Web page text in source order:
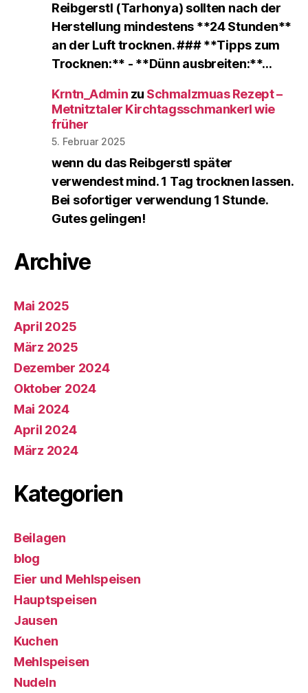
Reibgerstl (Tarhonya) sollten nach der
Herstellung mindestens **24 Stunden**
an der Luft trocknen. ### **Tipps zum
Trocknen:** - **Dünn ausbreiten:**…
Krntn_Admin zu Schmalzmuas Rezept –
Metnitztaler Kirchtagsschmankerl wie
früher
5. Februar 2025
wenn du das Reibgerstl später
verwendest mind. 1 Tag trocknen lassen.
Bei sofortiger verwendung 1 Stunde.
Gutes gelingen!
Archive
Mai 2025
April 2025
März 2025
Dezember 2024
Oktober 2024
Mai 2024
April 2024
März 2024
Kategorien
Beilagen
blog
Eier und Mehlspeisen
Hauptspeisen
Jausen
Kuchen
Mehlspeisen
Nudeln